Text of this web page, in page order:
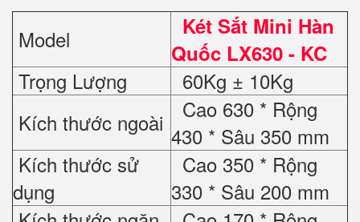
Model
Két Sắt Mini Hàn
Quốc LX630 - KC
Trọng Lượng
60Kg ± 10Kg
Kích thước ngoài
Cao 630 * Rộng
430 * Sâu 350 mm
Kích thước sử
dụng
Cao 350 * Rộng
330 * Sâu 200 mm